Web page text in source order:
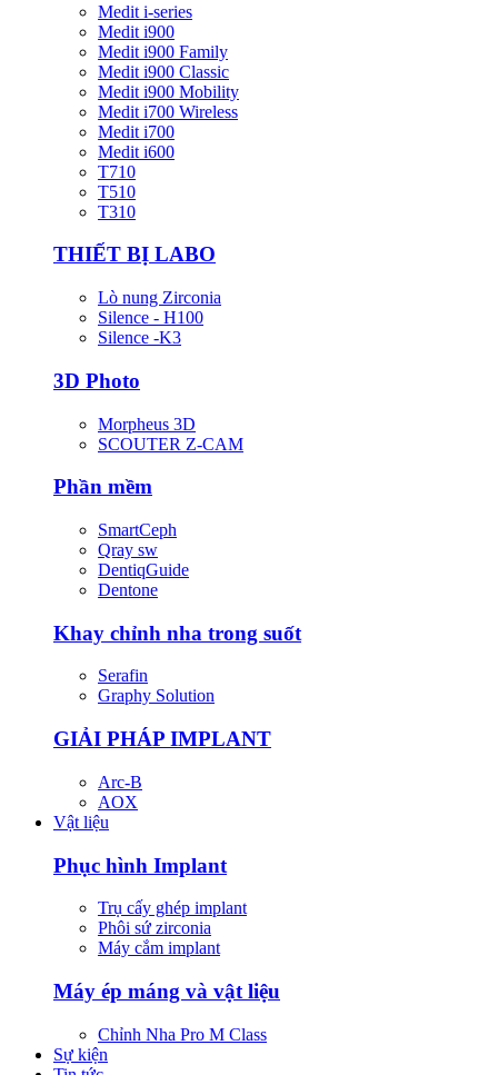
Medit i-series
Medit i900
Medit i900 Family
Medit i900 Classic
Medit i900 Mobility
Medit i700 Wireless
Medit i700
Medit i600
T710
T510
T310
THIẾT BỊ LABO
Lò nung Zirconia
Silence - H100
Silence -K3
3D Photo
Morpheus 3D
SCOUTER Z-CAM
Phần mềm
SmartCeph
Qray sw
DentiqGuide
Dentone
Khay chỉnh nha trong suốt
Serafin
Graphy Solution
GIẢI PHÁP IMPLANT
Arc-B
AOX
Vật liệu
Phục hình Implant
Trụ cấy ghép implant
Phôi sứ zirconia
Máy cắm implant
Máy ép máng và vật liệu
Chỉnh Nha Pro M Class
Sự kiện